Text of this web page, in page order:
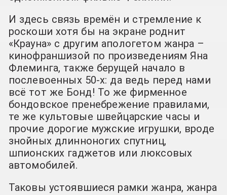
И здесь связь времён и стремление к
роскоши хотя бы на экране роднит
«Крауна» с другим апологетом жанра –
кинофраншизой по произведениям Яна
Флеминга, также берущей начало в
послевоенных 50-х: да ведь перед нами
всё тот же Бонд! То же фирменное
бондовское пренебрежение правилами,
те же культовые швейцарские часы и
прочие дорогие мужские игрушки, вроде
знойных длинноногих спутниц,
шпионских гаджетов или люксовых
автомобилей.
Таковы устоявшиеся рамки жанра, жанра